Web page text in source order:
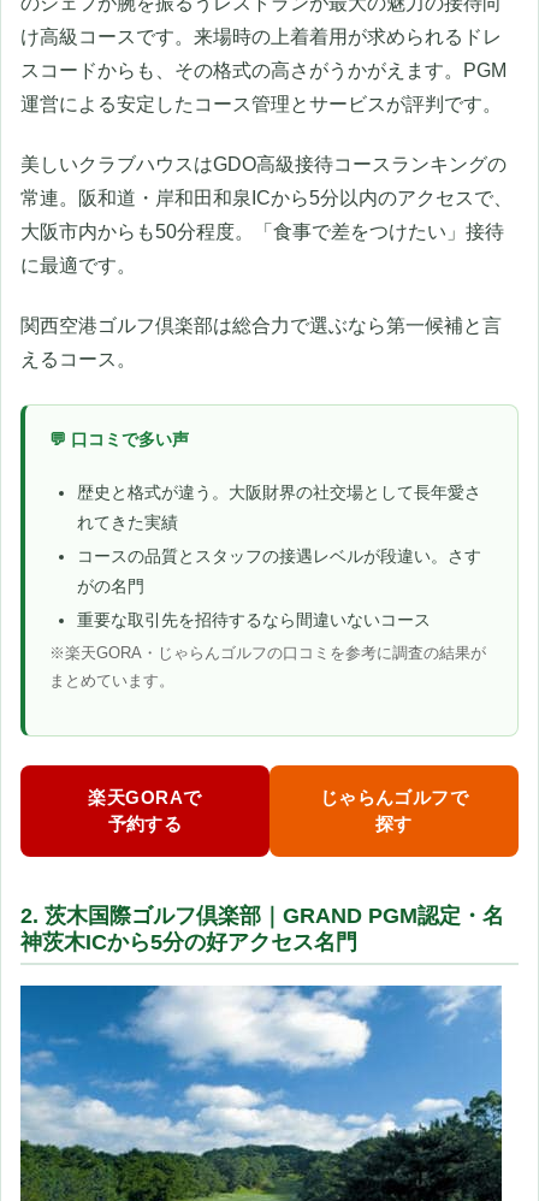
け高級コースです。来場時の上着着用が求められるドレ
スコードからも、その格式の高さがうかがえます。PGM
運営による安定したコース管理とサービスが評判です。
美しいクラブハウスはGDO高級接待コースランキングの
常連。阪和道・岸和田和泉ICから5分以内のアクセスで、
大阪市内からも50分程度。「食事で差をつけたい」接待
に最適です。
関西空港ゴルフ倶楽部は総合力で選ぶなら第一候補と言
えるコース。
💬 口コミで多い声
歴史と格式が違う。大阪財界の社交場として長年愛さ
れてきた実績
コースの品質とスタッフの接遇レベルが段違い。さす
がの名門
重要な取引先を招待するなら間違いないコース
※楽天GORA・じゃらんゴルフの口コミを参考に調査の結果が
まとめています。
楽天GORAで
予約する
じゃらんゴルフで
探す
2. 茨木国際ゴルフ倶楽部｜GRAND PGM認定・名
神茨木ICから5分の好アクセス名門